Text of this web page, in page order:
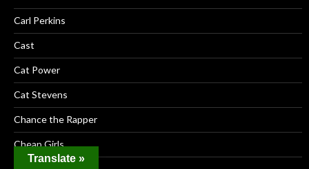
Carl Perkins
Cast
Cat Power
Cat Stevens
Chance the Rapper
Cheap Girls
Translate »